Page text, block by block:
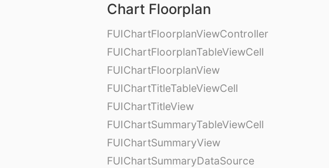
Chart Floorplan
FUIChartFloorplanViewController
FUIChartFloorplanTableViewCell
FUIChartFloorplanView
FUIChartTitleTableViewCell
FUIChartTitleView
FUIChartSummaryTableViewCell
FUIChartSummaryView
FUIChartSummaryDataSource